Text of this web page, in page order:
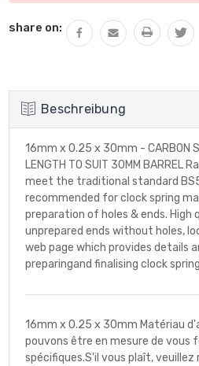
share on:
Beschreibung
16mm x 0.25 x 30mm - CARBON
LENGTH TO SUIT 30MM BARREL
meet the traditional standard
recommended for clock spring
preparation of holes & ends. High
unprepared ends without holes,
web page which provides details
preparingand finalising clock
16mm x 0.25 x 30mm Matériau
pouvons être en mesure de vous
spécifiques.S'il vous plaît, veuillez